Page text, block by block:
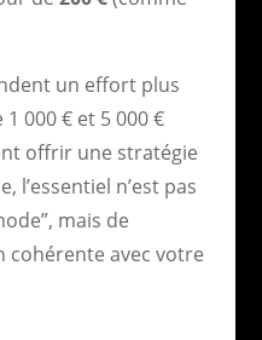
un effort plus
000 € et 5 000 €
offrir une stratégie
l’essentiel n’est pas
mais de
cohérente avec votre